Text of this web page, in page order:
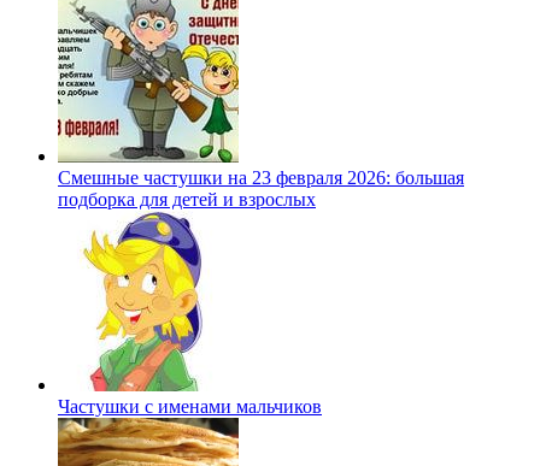
Смешные частушки на 23 февраля 2026: большая
подборка для детей и взрослых
Частушки с именами мальчиков